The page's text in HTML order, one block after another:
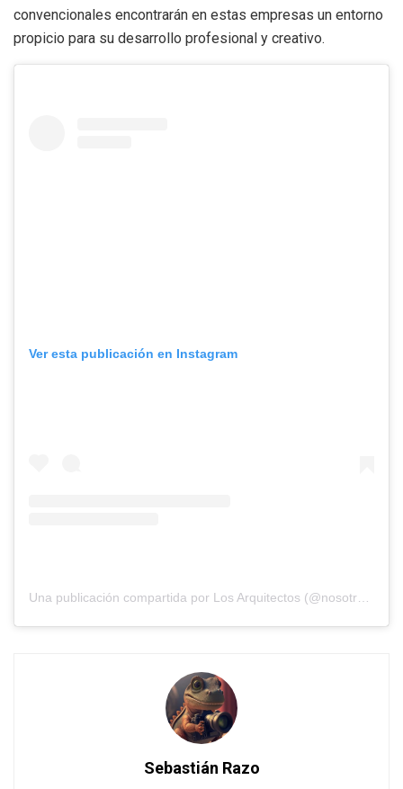
convencionales encontrarán en estas empresas un entorno
propicio para su desarrollo profesional y creativo.
Ver esta publicación en Instagram
Sebastián Razo